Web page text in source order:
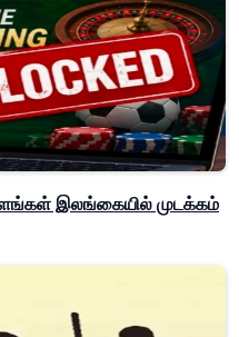
இலங்கையில் முடக்கம்